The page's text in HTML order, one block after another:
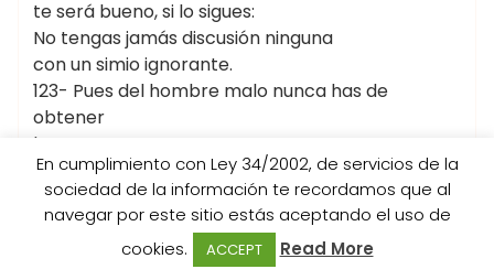
te será bueno, si lo sigues:
No tengas jamás discusión ninguna
con un simio ignorante.
123- Pues del hombre malo nunca has de
obtener
buena recompensa;
el hombre bueno será quien te logre
renombre y fama.
124- Por igual que un hermano tiénese aquel
al que todo se cuenta;
En cumplimiento con Ley 34/2002, de servicios de la
sociedad de la información te recordamos que al
navegar por este sitio estás aceptando el uso de
cookies.
ACCEPT Read More